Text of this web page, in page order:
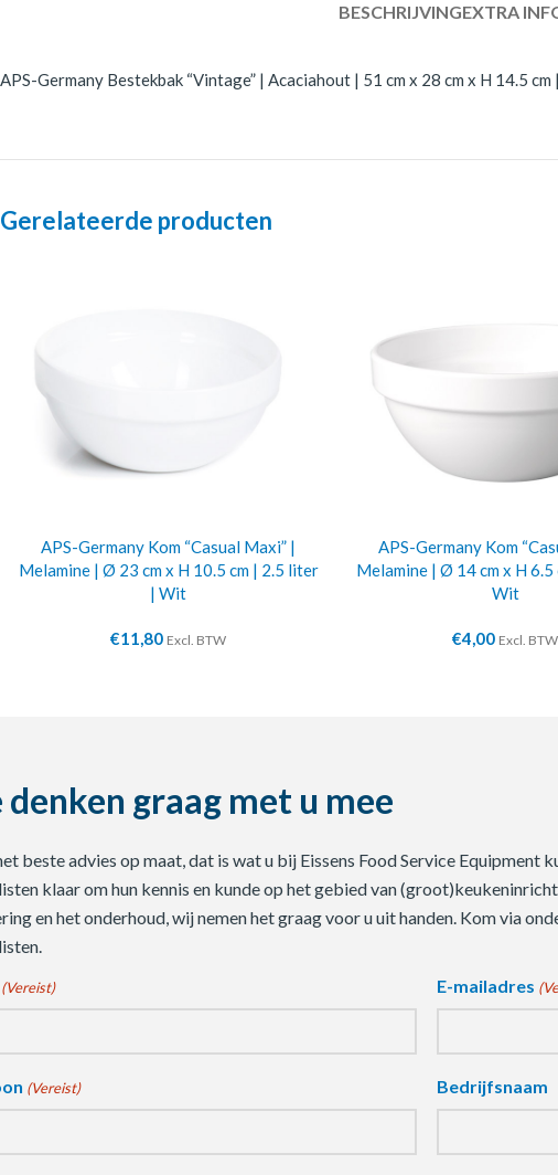
BESCHRIJVINGEXTRA
APS-Germany Bestekbak “Vintage” | Acaciahout | 51 cm x 28 cm x H 14.5
Gerelateerde producten
APS-Germany Kom “Casual Maxi” |
Melamine | Ø 23 cm x H 10.5 cm | 2.5 liter
| Wit
€11,80 Excl. BTW
APS-Germany Kom
Melamine | Ø 14 cm x H
Wit
€4,00 Excl. BTW
denken graag met u mee
beste advies op maat, dat is wat u bij Eissens Food Service Equipment
klaar om hun kennis en kunde op het gebied van
en het onderhoud, wij nemen het graag voor u uit handen. Kom via
(Vereist) E-mailadres
(Vereist) Bedrijfsnaam